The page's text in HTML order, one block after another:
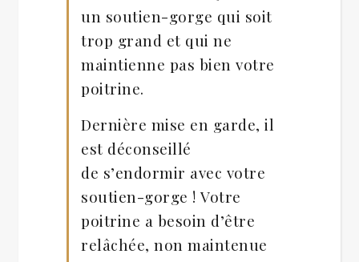
un soutien-gorge qui soit
trop grand et qui ne
maintienne pas bien votre
poitrine.
Dernière mise en garde, il
est déconseillé
de s’endormir avec votre
soutien-gorge ! Votre
poitrine a besoin d’être
relâchée, non maintenue